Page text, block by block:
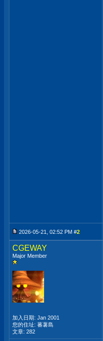
2026-05-21, 02:52 PM #2
CGEWAY
Major Member
加入日期: Jan 2001
您的住址: 蕃薯島
文章: 282